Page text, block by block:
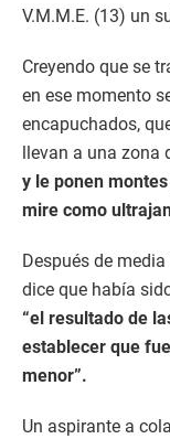
V.M.M.E. (13) un
Creyendo que se
en ese momento
encapuchados,
llevan a una zona
y le ponen
mire como
Después de
dice que había
“el resultado de
establecer que
menor”.
Un aspirante a